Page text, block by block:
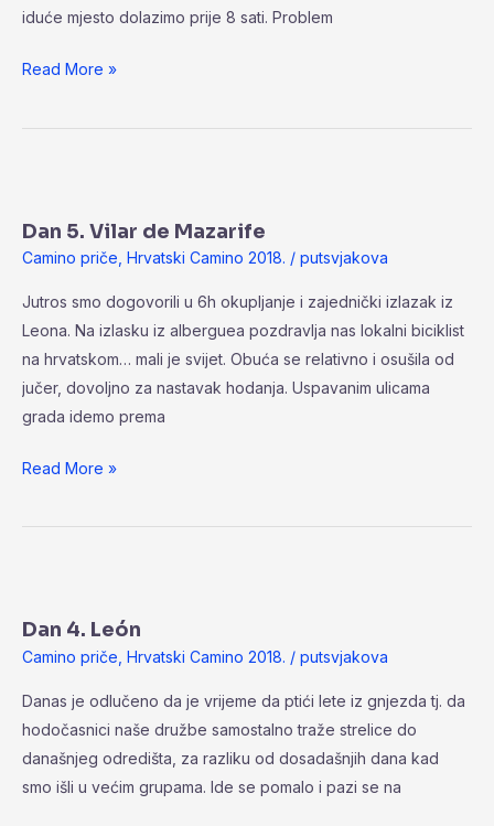
iduće mjesto dolazimo prije 8 sati. Problem
Read More »
Dan 5. Vilar de Mazarife
Camino priče Hrvatski Camino 2018. / putsvjakova
Jutros smo dogovorili u 6h okupljanje i zajednički izlazak iz
Leona. Na izlasku iz alberguea pozdravlja nas lokalni biciklist
na hrvatskom… mali je svijet. Obuća se relativno i osušila od
jučer, dovoljno za nastavak hodanja. Uspavanim ulicama
grada idemo prema
Vilar
de
Mazarife
Read More »
Dan 4. León
Camino priče Hrvatski Camino 2018. / putsvjakova
Danas je odlučeno da je vrijeme da ptići lete iz gnjezda tj. da
hodočasnici naše družbe samostalno traže strelice do
današnjeg odredišta, za razliku od dosadašnjih dana kad
smo išli u većim grupama. Ide se pomalo i pazi se na
León